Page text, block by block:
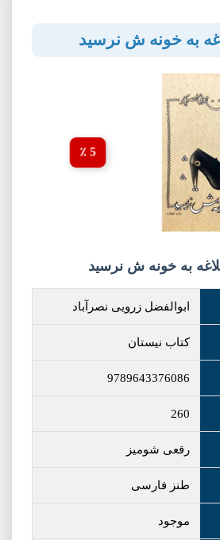
به خونه ش نرسید
5 ٪
به خونه ش نرسید
ابوالفضل زرویی نصرآباد
کتاب نیستان
9789643376086
260
رقعی شومیز
طنز فارسی
موجود